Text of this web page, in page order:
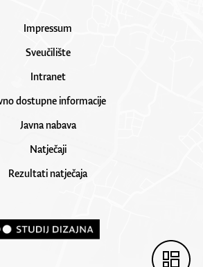
Impressum
Sveučilište
Intranet
dostupne informacije
Javna nabava
Natječaji
Rezultati natječaja